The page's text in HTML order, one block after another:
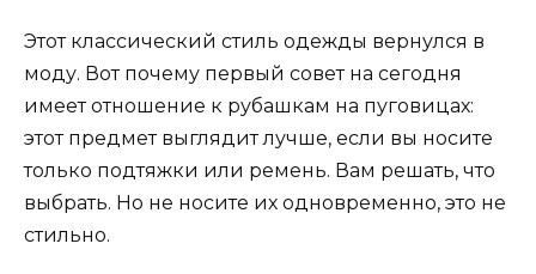
Этот классический стиль одежды вернулся в
моду. Вот почему первый совет на сегодня
имеет отношение к рубашкам на пуговицах:
этот предмет выглядит лучше, если вы носите
только подтяжки или ремень. Вам решать, что
выбрать. Но не носите их одновременно, это не
стильно.